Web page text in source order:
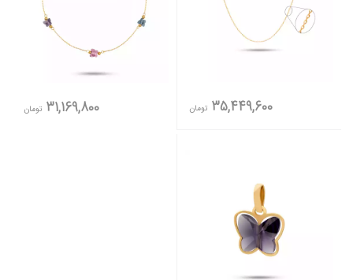
35,449,600 تومان 31,169,800 تومان